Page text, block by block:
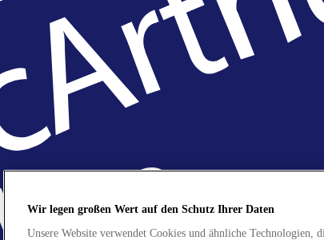
Wir legen großen Wert auf den Schutz Ihrer Daten
Unsere Website verwendet Cookies und ähnliche Technologien,